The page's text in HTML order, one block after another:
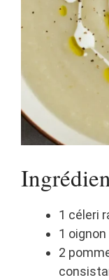
1 céleri
1
2